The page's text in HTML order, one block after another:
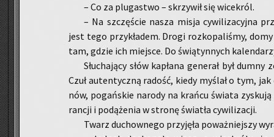
– Co za plu­ga­stwo – skrzy­wił się wi­ce­król.
– Na szczę­ście nasza misja cy­wi­li­za­cyj­na
jest tego przy­kła­dem. Drogi roz­ko­pa­li­śmy,
tam, gdzie ich miej­sce. Do świą­tyn­nych
Słu­cha­ją­cy słów ka­pła­na ge­ne­rał był
Czuł au­ten­tycz­ną ra­dość, kiedy my­ślał o tym,
nów, po­gań­skie na­ro­dy na krań­cu świa­ta
ran­cji i po­dą­że­nia w stro­nę świa­tła cy­wi­li­za­cji.
Twarz du­chow­ne­go przy­ję­ła po­waż­niej­szy